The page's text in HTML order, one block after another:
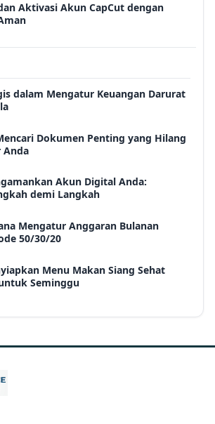
Aktivasi Akun CapCut dengan
dalam Mengatur Keuangan Darurat
Dokumen Penting yang Hilang
Anda
Akun Digital Anda:
demi Langkah
Mengatur Anggaran Bulanan
50/30/20
Menu Makan Siang Sehat
Seminggu